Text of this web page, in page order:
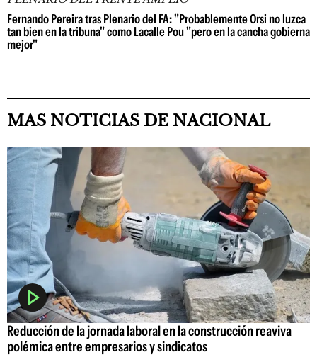
Fernando Pereira tras Plenario del FA: "Probablemente Orsi no luzca
tan bien en la tribuna" como Lacalle Pou "pero en la cancha gobierna
mejor"
MAS NOTICIAS DE NACIONAL
Reducción de la jornada laboral en la construcción reaviva
polémica entre empresarios y sindicatos